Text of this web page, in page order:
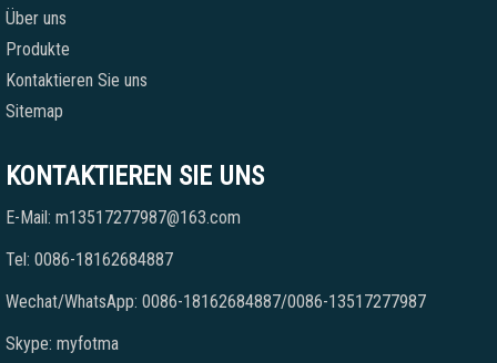
Über uns
Produkte
Kontaktieren Sie uns
Sitemap
KONTAKTIEREN SIE UNS
E-Mail: m13517277987@163.com
Tel: 0086-18162684887
Wechat/WhatsApp: 0086-18162684887/0086-13517277987
Skype: myfotma